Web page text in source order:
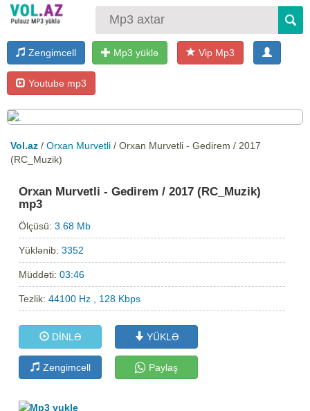
Zengimcell Mp3 yüklə Vip Mp3
Youtube mp3
Vol.az / Orxan Murvetli / Orxan Murvetli - Gedirem / 2017
(RC_Muzik)
Orxan Murvetli - Gedirem / 2017 (RC_Muzik)
mp3
Ölçüsü:3.68 Mb
Yüklənib:3352
Müddəti:03:46
Tezlik:44100 Hz , 128 Kbps
DİNLƏ YÜKLƏ
Zengimcell Paylaş